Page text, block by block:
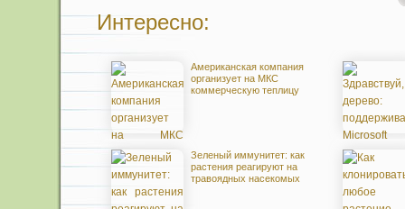
Интересно:
Американская компания
организует на МКС
коммерческую теплицу
Зеленый иммунитет: как
растения реагируют на
травоядных насекомых